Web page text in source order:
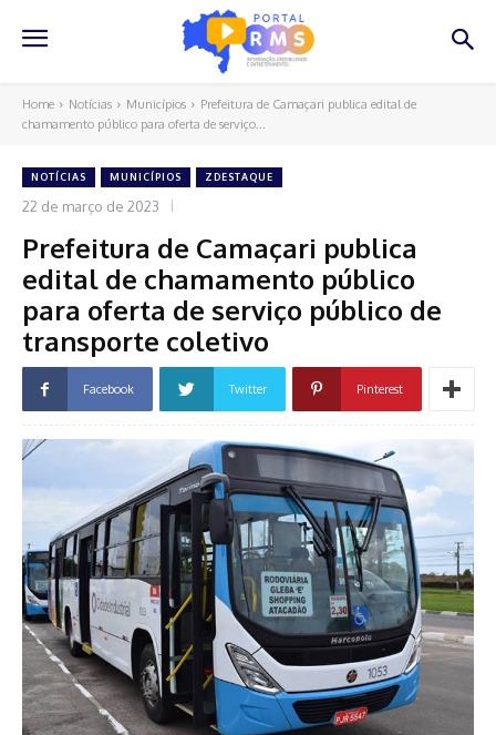
Home Notícias Municípios
Prefeitura de Camaçari publica edital de
chamamento público para oferta de serviço...
NOTÍCIAS MUNICÍPIOS ZDESTAQUE
22 de março de 2023
Prefeitura de Camaçari publica
edital de chamamento público
para oferta de serviço público de
transporte coletivo
Facebook Twitter Pinterest